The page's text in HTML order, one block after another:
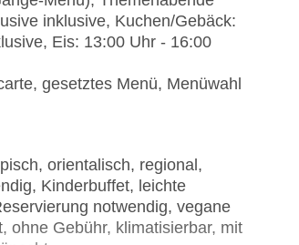
inklusive, Kuchen/Gebäck:
Eis: 13:00 Uhr - 16:00
gesetztes Menü, Menüwahl
orientalisch, regional,
Kinderbuffet, leichte
notwendig, vegane
ohne Gebühr, klimatisierbar, mit